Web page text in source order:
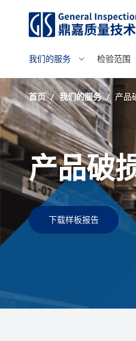
我们的服务 检验范围
首页 / 我们的服务 / 产品
产品破
下载样板报告